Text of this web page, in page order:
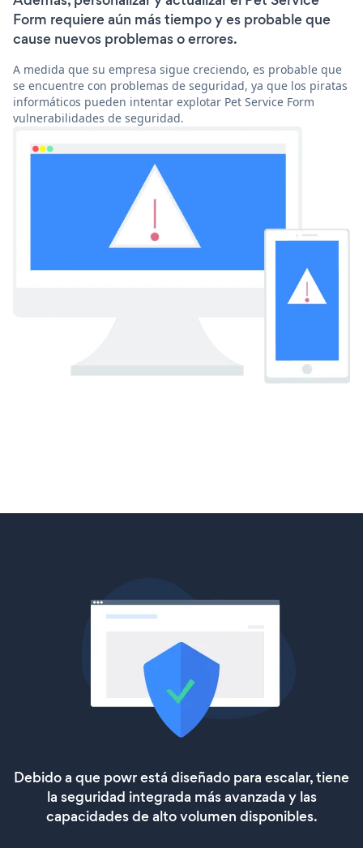
Form requiere aún más tiempo y es probable que
cause nuevos problemas o errores.
A medida que su empresa sigue creciendo, es probable que
se encuentre con problemas de seguridad, ya que los piratas
informáticos pueden intentar explotar Pet Service Form
vulnerabilidades de seguridad.
Debido a que powr está diseñado para escalar, tiene
la seguridad integrada más avanzada y las
capacidades de alto volumen disponibles.